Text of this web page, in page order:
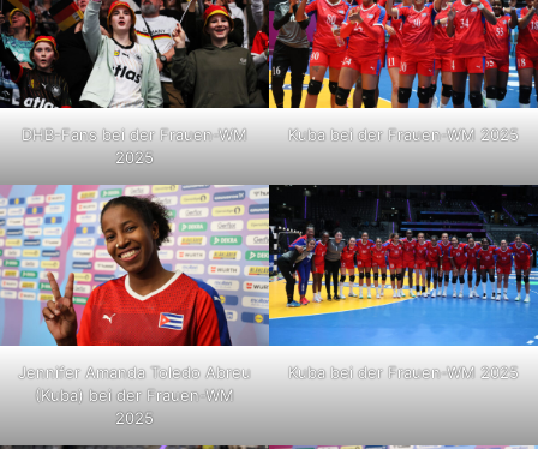
DHB-Fans bei der Frauen-WM
2025
Kuba bei der Frauen-WM 2025
Jennifer Amanda Toledo Abreu
(Kuba) bei der Frauen-WM
2025
Kuba bei der Frauen-WM 2025